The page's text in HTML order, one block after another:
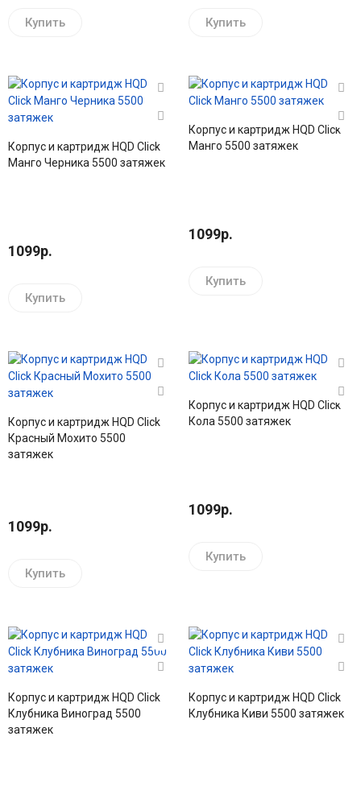
Купить Купить
Корпус и картридж HQD Click
Манго Черника 5500 затяжек
1099р.
Купить
Корпус и картридж HQD Click
Манго 5500 затяжек
1099р.
Купить
Корпус и картридж HQD Click
Красный Мохито 5500
затяжек
1099р.
Купить
Корпус и картридж HQD Click
Кола 5500 затяжек
1099р.
Купить
Корпус и картридж HQD Click
Клубника Виноград 5500
затяжек
Корпус и картридж HQD Click
Клубника Киви 5500 затяжек